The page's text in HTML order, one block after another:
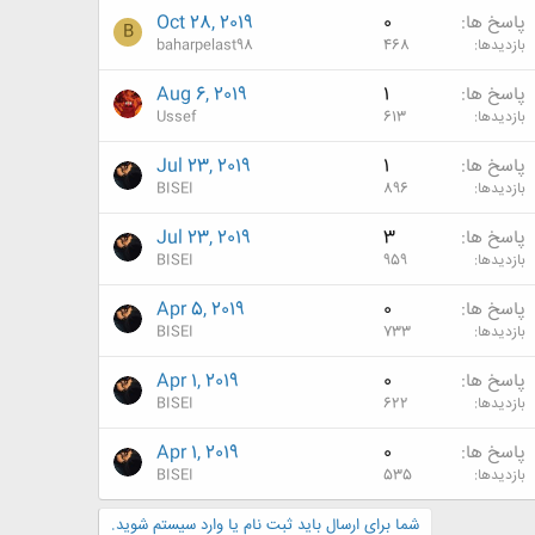
پاسخ ها 0
بازدیدها 468
Oct 28, 2019
baharpelast98
B
پاسخ ها 1
بازدیدها 613
Aug 6, 2019
Ussef
پاسخ ها 1
بازدیدها 896
Jul 23, 2019
BISEI
پاسخ ها 3
بازدیدها 959
Jul 23, 2019
BISEI
پاسخ ها 0
بازدیدها 733
Apr 5, 2019
BISEI
پاسخ ها 0
بازدیدها 622
Apr 1, 2019
BISEI
پاسخ ها 0
بازدیدها 535
Apr 1, 2019
BISEI
شما برای ارسال باید ثبت نام یا وارد سیستم شوید.